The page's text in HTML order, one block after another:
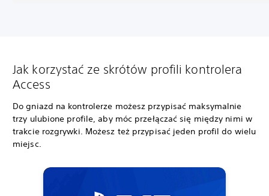
Jak korzystać ze skrótów profili kontrolera
Access
Do gniazd na kontrolerze możesz przypisać maksymalnie
trzy ulubione profile, aby móc przełączać się między nimi w
trakcie rozgrywki. Możesz też przypisać jeden profil do wielu
miejsc.